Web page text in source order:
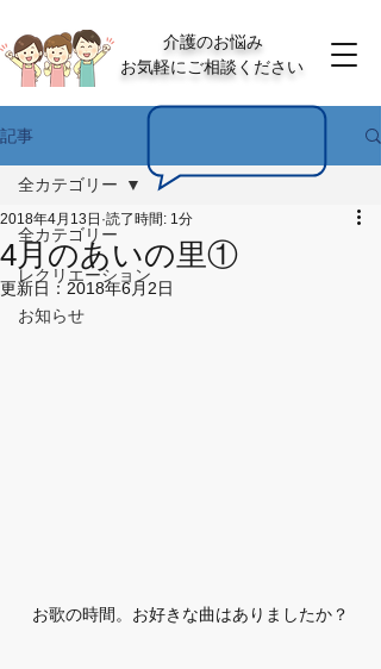
介護のお悩み
お気軽にご相談ください
記事
全カテゴリー
レクリエーション
お知らせ
全カテゴリー
4月のあいの里①
2018年4月13日 読了時間: 1分
更新日： 2018年6月2日
お歌の時間。お好きな曲はありましたか？